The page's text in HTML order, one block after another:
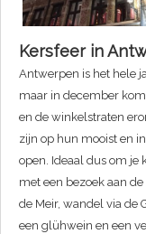
Kersfeer in
Antwerpen is het hele
maar in december
en de winkelstraten
zijn op hun mooist en
open. Ideaal dus om je
met een bezoek aan
de Meir, wandel via de
een glühwein en een